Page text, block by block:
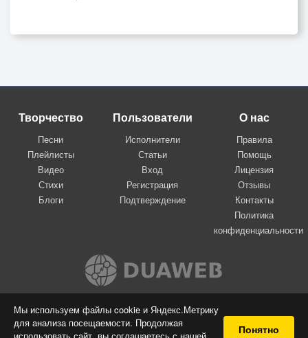
Мы используем файлы cookie и Яндекс.Метрику
для анализа посещаемости. Продолжая
Понятно
Творчество
Песни
Плейлисты
Видео
Стихи
Блоги
Пользователи
Исполнители
Статьи
Вход
Регистрация
Подтверждение
О нас
Правила
Помощь
Лицензия
Отзывы
Контакты
Политика
конфиденциальности
Вконтакте
© 2009-2026 Я-пою